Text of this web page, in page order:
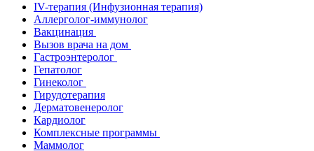
IV-терапия (Инфузионная терапия)
Аллерголог-иммунолог
Вакцинация
Вызов врача на дом
Гастроэнтеролог
Гепатолог
Гинеколог
Гирудотерапия
Дерматовенеролог
Кардиолог
Комплексные программы
Маммолог